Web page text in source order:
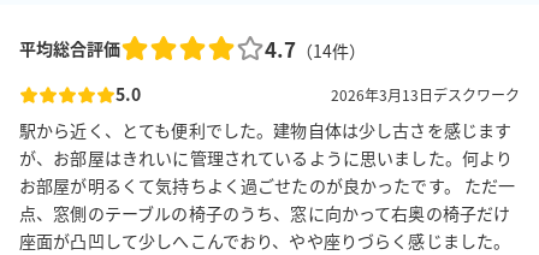
平均総合評価 4.7（14件）
5.0
2026年3月13日デスクワーク
駅から近く、とても便利でした。建物自体は少し古さを感じます
が、お部屋はきれいに管理されているように思いました。何より
お部屋が明るくて気持ちよく過ごせたのが良かったです。 ただ一
点、窓側のテーブルの椅子のうち、窓に向かって右奥の椅子だけ
座面が凸凹して少しへこんでおり、やや座りづらく感じました。